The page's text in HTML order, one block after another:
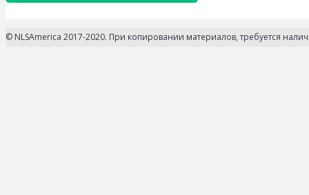
© NLSAmerica 2017-2020. При копировании материалов, требуется